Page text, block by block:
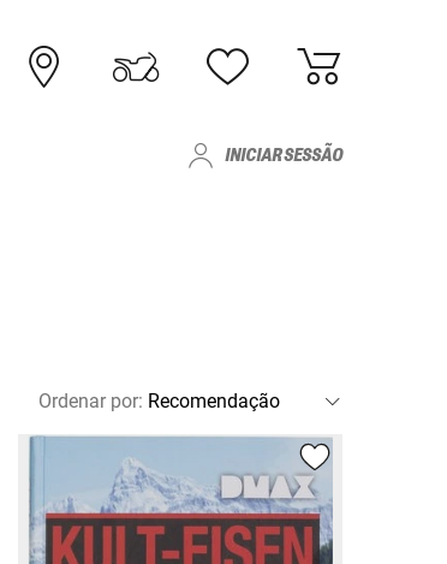
INICIAR SESSÃO
Ordenar por: